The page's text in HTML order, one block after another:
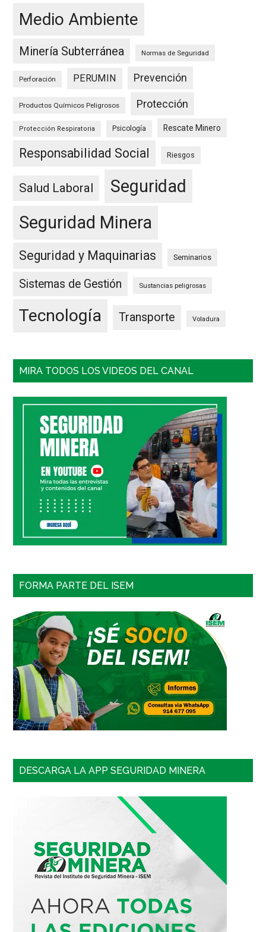
Medio Ambiente
Minería Subterránea Normas de Seguridad
Perforación PERUMIN Prevención
Productos Químicos Peligrosos Protección
Protección Respiratoria Psicología Rescate Minero
Responsabilidad Social Riesgos
Salud Laboral
Seguridad
Seguridad Minera
Seguridad y Maquinarias Seminarios
Sistemas de Gestión Sustancias peligrosas
Tecnología Transporte Voladura
MIRA TODOS LOS VIDEOS DEL CANAL
FORMA PARTE DEL ISEM
DESCARGA LA APP SEGURIDAD MINERA